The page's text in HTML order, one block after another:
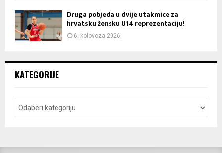
Druga pobjeda u dvije utakmice za
hrvatsku žensku U14 reprezentaciju!
6. kolovoza 2026.
KATEGORIJE